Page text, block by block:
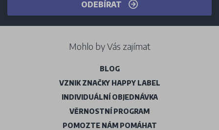
ODEBÍRAT
Mohlo by Vás zajímat
BLOG
VZNIK ZNAČKY HAPPY LABEL
INDIVIDUÁLNÍ OBJEDNÁVKA
VĚRNOSTNÍ PROGRAM
POMOZTE NÁM POMÁHAT